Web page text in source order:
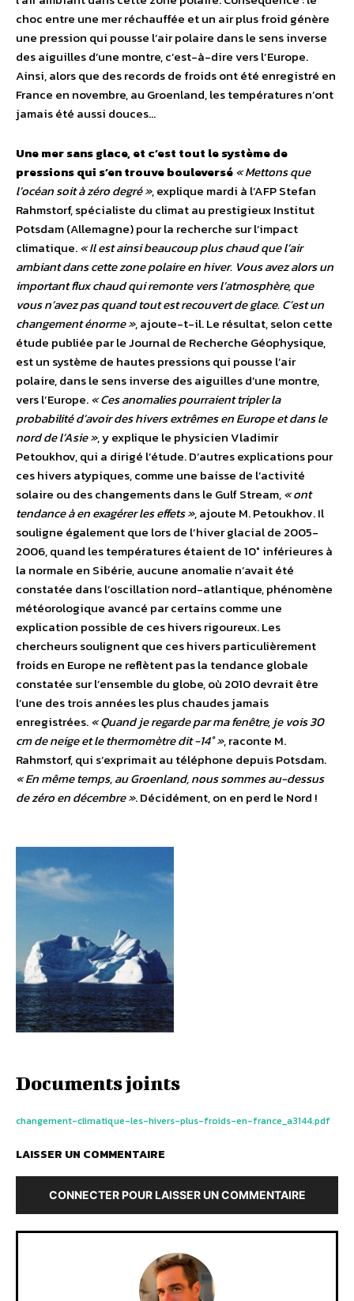
choc entre une mer réchauffée et un air plus froid génère
une pression qui pousse l’air polaire dans le sens inverse
des aiguilles d’une montre, c’est-à-dire vers l’Europe.
Ainsi, alors que des records de froids ont été enregistré en
France en novembre, au Groenland, les températures n’ont
jamais été aussi douces…
Une mer sans glace, et c’est tout le système de
pressions qui s’en trouve bouleversé« Mettons que
l’océan soit à zéro degré », explique mardi à l’AFP Stefan
Rahmstorf, spécialiste du climat au prestigieux Institut
Potsdam (Allemagne) pour la recherche sur l’impact
climatique.« Il est ainsi beaucoup plus chaud que l’air
ambiant dans cette zone polaire en hiver. Vous avez alors un
important flux chaud qui remonte vers l’atmosphère, que
vous n’avez pas quand tout est recouvert de glace. C’est un
changement énorme », ajoute-t-il. Le résultat, selon cette
étude publiée par le Journal de Recherche Géophysique,
est un système de hautes pressions qui pousse l’air
polaire, dans le sens inverse des aiguilles d’une montre,
vers l’Europe.« Ces anomalies pourraient tripler la
probabilité d’avoir des hivers extrêmes en Europe et dans le
nord de l’Asie », y explique le physicien Vladimir
Petoukhov, qui a dirigé l’étude. D’autres explications pour
ces hivers atypiques, comme une baisse de l’activité
solaire ou des changements dans le Gulf Stream,« ont
tendance à en exagérer les effets », ajoute M. Petoukhov. Il
souligne également que lors de l’hiver glacial de 2005-
2006, quand les températures étaient de 10° inférieures à
la normale en Sibérie, aucune anomalie n’avait été
constatée dans l’oscillation nord-atlantique, phénomène
météorologique avancé par certains comme une
explication possible de ces hivers rigoureux. Les
chercheurs soulignent que ces hivers particulièrement
froids en Europe ne reflètent pas la tendance globale
constatée sur l’ensemble du globe, où 2010 devrait être
l’une des trois années les plus chaudes jamais
enregistrées.« Quand je regarde par ma fenêtre, je vois 30
cm de neige et le thermomètre dit -14° », raconte M.
Rahmstorf, qui s’exprimait au téléphone depuis Potsdam.
« En même temps, au Groenland, nous sommes au-dessus
de zéro en décembre ». Décidément, on en perd le Nord !
Documents joints
changement-climatique-les-hivers-plus-froids-en-france_a3144.pdf
LAISSER UN COMMENTAIRE
CONNECTER POUR LAISSER UN COMMENTAIRE